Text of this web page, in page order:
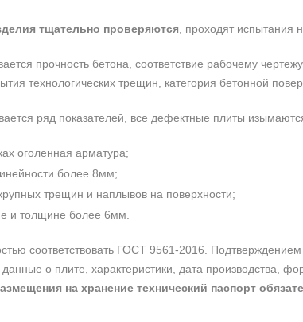
тщательно проверяются , проходят испытания
прочность бетона, соответствие рабочему
технологических трещин, категория бетонной
ряд показателей, все дефектные плиты
оголенная арматура;
более 8мм;
трещин и наплывов на поверхности;
и толщине более 6мм.
соответствовать ГОСТ 9561-2016.
о плите, характеристики, дата производства,
на хранение технический паспорт